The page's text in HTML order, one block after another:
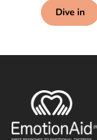
Dive in